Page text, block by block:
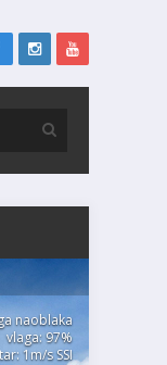
naoblaka
vlaga: 97%
1m/s SSI